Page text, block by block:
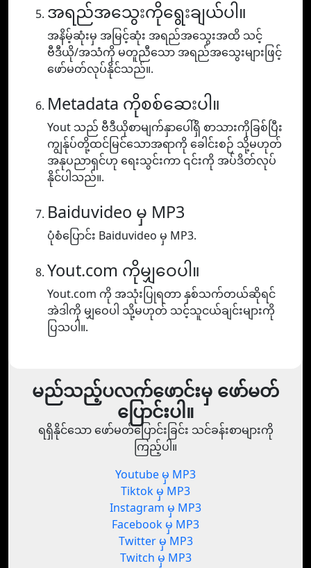
အရည်အသွေးကိုရွေးချယ်ပါ။
အနိမ့်ဆုံးမှ အမြင့်ဆုံး အရည်အသွေးအထိ သင့်
ဗီဒီယို/အသံကို မတူညီသော အရည်အသွေးများဖြင့်
ဖော်မတ်လုပ်နိုင်သည်။.
Metadata ကိုစစ်ဆေးပါ။
Yout သည် ဗီဒီယိုစာမျက်နှာပေါ်ရှိ စာသားကိုခြစ်ပြီး
ကျွန်ုပ်တို့ထင်မြင်သောအရာကို ခေါင်းစဉ် သို့မဟုတ်
အနုပညာရှင်ဟု ရေးသွင်းကာ ၎င်းကို အပ်ဒိတ်လုပ်
နိုင်ပါသည်။.
Baiduvideo မှ MP3
ပုံစံပြောင်း Baiduvideo မှ MP3.
Yout.com ကိုမျှဝေပါ။
Yout.com ကို အသုံးပြုရတာ နှစ်သက်တယ်ဆိုရင်
အဲဒါကို မျှဝေပါ သို့မဟုတ် သင့်သူငယ်ချင်းများကို
ပြသပါ။.
မည်သည့်ပလက်ဖောင်းမှ ဖော်မတ်
ပြောင်းပါ။
ရရှိနိုင်သော ဖော်မတ်ပြောင်းခြင်း သင်ခန်းစာများကို
ကြည့်ပါ။
Youtube မှ MP3
Tiktok မှ MP3
Instagram မှ MP3
Facebook မှ MP3
Twitter မှ MP3
Twitch မှ MP3